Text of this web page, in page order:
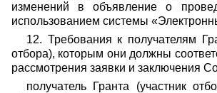
изменений в объявление о
использованием системы
12. Требования к получателям
отбора), которым они должны
рассмотрения заявки и заключения
получатель Гранта (участник